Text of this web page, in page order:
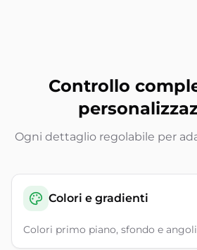
Controllo
Ogni dettaglio regolabile per
Colori e gradienti
Colori primo piano, sfondo e